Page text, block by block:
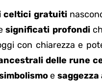
celtici gratuiti
significati profondi
con chiarezza e
delle rune
e